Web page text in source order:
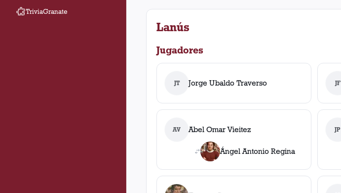
TriviaGranate
Lanús
Jugadores
JT Jorge Ubaldo Traverso JF
AV Abel Omar Vieitez
Ángel Antonio Regina
JP